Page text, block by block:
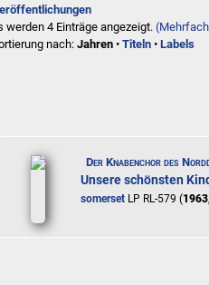
werden 4 Einträge angezeigt.
nach:Jahren • Titeln • Labels
Der Knabenchor des
Unsere schönsten
somerset LP RL-579 (1963